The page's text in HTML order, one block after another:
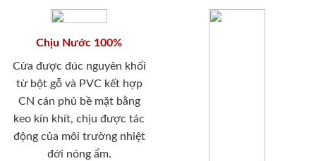
Chịu Nước 100%
Cửa được đúc nguyên khối
từ bột gỗ và PVC kết hợp
CN cán phủ bề mặt bằng
keo kín khít, chịu được tác
động của môi trường nhiệt
đới nóng ẩm.